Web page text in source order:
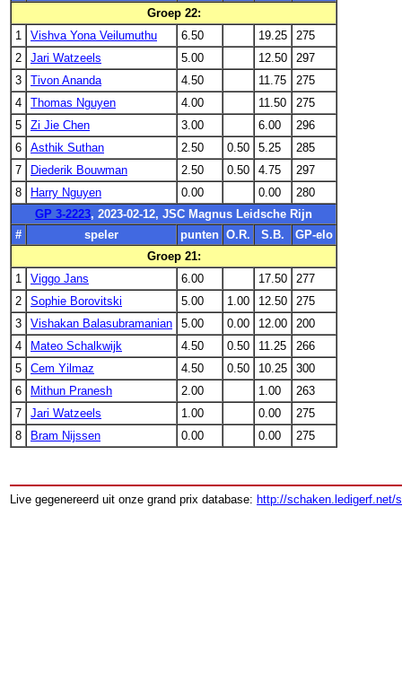
Groep 22:
1
Vishva Yona Veilumuthu 6.50 19.25
275
2
Jari Watzeels 5.00 12.50
297
3
Tivon Ananda 4.50 11.75
275
4
Thomas Nguyen 4.00 11.50
275
5
Zi Jie Chen 3.00 6.00
296
6
Asthik Suthan 2.50 0.50 5.25
285
7
Diederik Bouwman 2.50 0.50 4.75
297
8
Harry Nguyen 0.00 0.00
280
GP 3-2223, 2023-02-12, JSC Magnus Leidsche Rijn
#
speler punten O.R. S.B.
GP-elo
Groep 21:
1
Viggo Jans 6.00 17.50
277
2
Sophie Borovitski 5.00 1.00 12.50
275
3
Vishakan Balasubramanian 5.00 0.00 12.00
200
4
Mateo Schalkwijk 4.50 0.50 11.25
266
5
Cem Yilmaz 4.50 0.50 10.25
300
6
Mithun Pranesh 2.00 1.00
263
7
Jari Watzeels 1.00 0.00
275
8
Bram Nijssen 0.00 0.00 275
Live gegenereerd uit onze grand prix database: http://schaken.ledigerf.net/